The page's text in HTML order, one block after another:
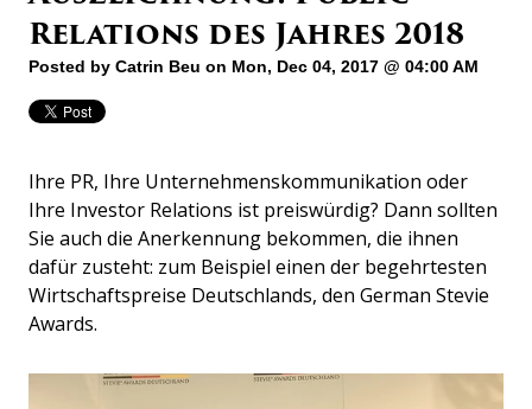
Relations des Jahres 2018
Posted by Catrin Beu on Mon, Dec 04, 2017 @ 04:00 AM
Ihre PR, Ihre Unternehmenskommunikation oder
Ihre Investor Relations ist preiswürdig? Dann sollten
Sie auch die Anerkennung bekommen, die ihnen
dafür zusteht: zum Beispiel einen der begehrtesten
Wirtschaftspreise Deutschlands, den German Stevie
Awards.